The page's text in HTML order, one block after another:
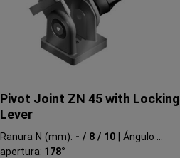
Pivot Joint ZN 45 with Locking
Lever
Ranura N (mm): - / 8 / 10
Ángulo de
apertura: 178°